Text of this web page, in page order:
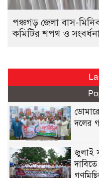
পঞ্চগড় জেলা বাস-
কমিটির শপথ ও
দলের
জুলাই